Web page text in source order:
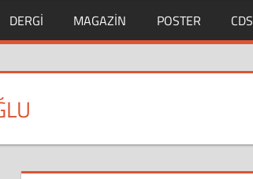
DERGI MAGAZIN POSTER CDS